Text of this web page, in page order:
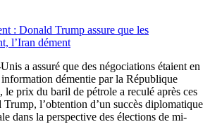
: Donald Trump assure que les
l’Iran dément
a assuré que des négociations étaient en
démentie par la République
le prix du baril de pétrole a reculé après ces
l’obtention d’un succès diplomatique
dans la perspective des élections de mi-